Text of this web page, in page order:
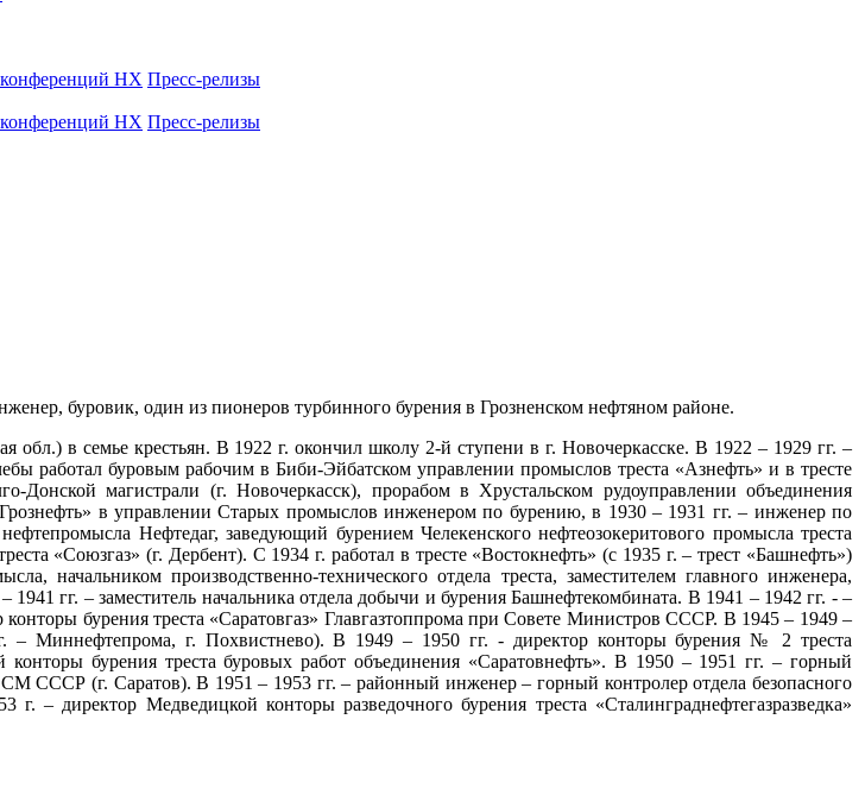
НХ Пресс-релизы
НХ Пресс-релизы
буровик, один из пионеров турбинного бурения в Грозненском нефтяном районе.
в семье крестьян. В 1922 г. окончил школу 2-й ступени в г. Новочеркасске. В 1922 – 1929 гг. –
работал буровым рабочим в Биби-Эйбатском управлении промыслов треста «Азнефть» и в тресте
магистрали (г. Новочеркасск), прорабом в Хрустальском рудоуправлении объединения
в управлении Старых промыслов инженером по бурению, в 1930 – 1931 гг. – инженер по
Нефтедаг, заведующий бурением Челекенского нефтеозокеритового промысла треста
«Союзгаз» (г. Дербент). С 1934 г. работал в тресте «Востокнефть» (с 1935 г. – трест «Башнефть»)
начальником производственно-технического отдела треста, заместителем главного инженера,
гг. – заместитель начальника отдела добычи и бурения Башнефтекомбината. В 1941 – 1942 гг. - –
конторы бурения треста «Саратовгаз» Главгазтоппрома при Совете Министров СССР. В 1945 – 1949 –
– Миннефтепрома, г. Похвистнево). В 1949 – 1950 гг. - директор конторы бурения № 2 треста
конторы бурения треста буровых работ объединения «Саратовнефть». В 1950 – 1951 гг. – горный
СССР (г. Саратов). В 1951 – 1953 гг. – районный инженер – горный контролер отдела безопасного
– директор Медведицкой конторы разведочного бурения треста «Сталинграднефтегазразведка»